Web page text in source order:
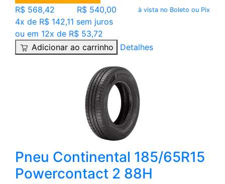
R$ 568,42 R$ 540,00 à vista no Boleto ou Pix
4x de R$ 142,11 sem juros
ou em 12x de R$ 53,72
Adicionar ao carrinho
Detalhes
Pneu Continental 185/65R15
Powercontact 2 88H